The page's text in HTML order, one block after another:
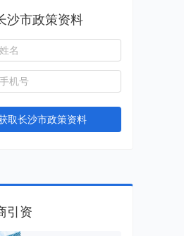
沙市政策资料
取长沙市政策资料
引资